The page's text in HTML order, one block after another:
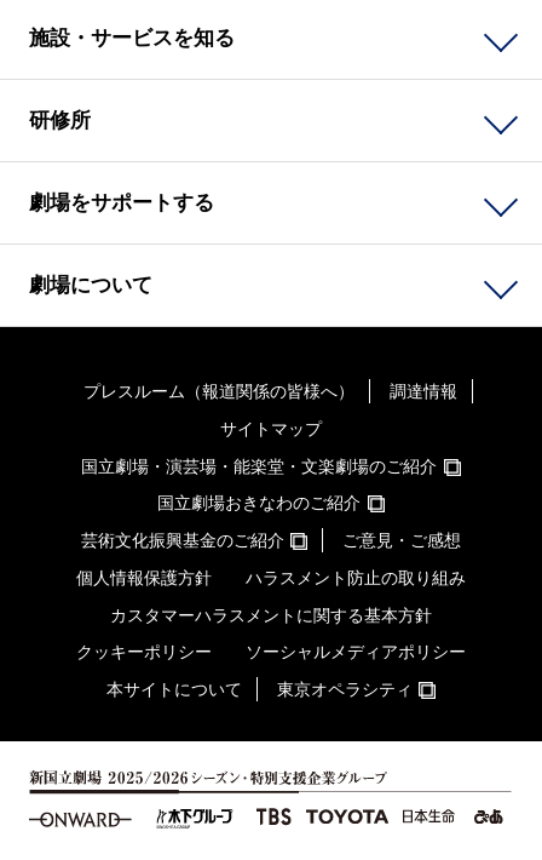
施設・サービスを知る
研修所
劇場をサポートする
劇場について
プレスルーム（報道関係の皆様へ）
調達情報
サイトマップ
国立劇場・演芸場・能楽堂・文楽劇場のご紹介
国立劇場おきなわのご紹介
芸術文化振興基金のご紹介
ご意見・ご感想
個人情報保護方針
ハラスメント防止の取り組み
カスタマーハラスメントに関する基本方針
クッキーポリシー
ソーシャルメディアポリシー
本サイトについて
東京オペラシティ